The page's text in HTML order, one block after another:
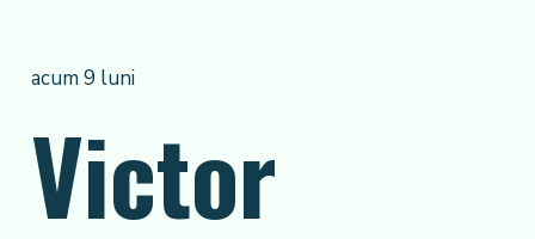
acum 9 luni
Victor